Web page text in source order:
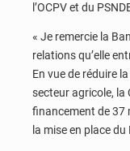
l’OCPV et du
« Je remercie la
relations qu’elle
En vue de réduire
secteur agricole, la
financement de 37
la mise en place du